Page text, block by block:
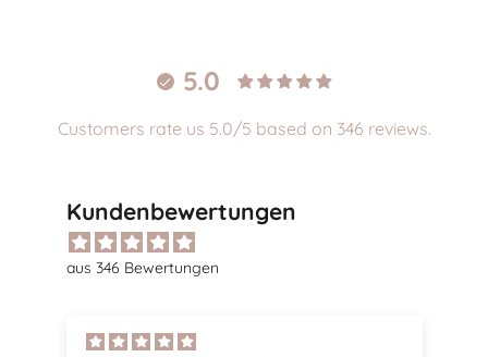
5.0
Customers rate us 5.0/5 based on 346 reviews.
Kundenbewertungen
aus 346 Bewertungen